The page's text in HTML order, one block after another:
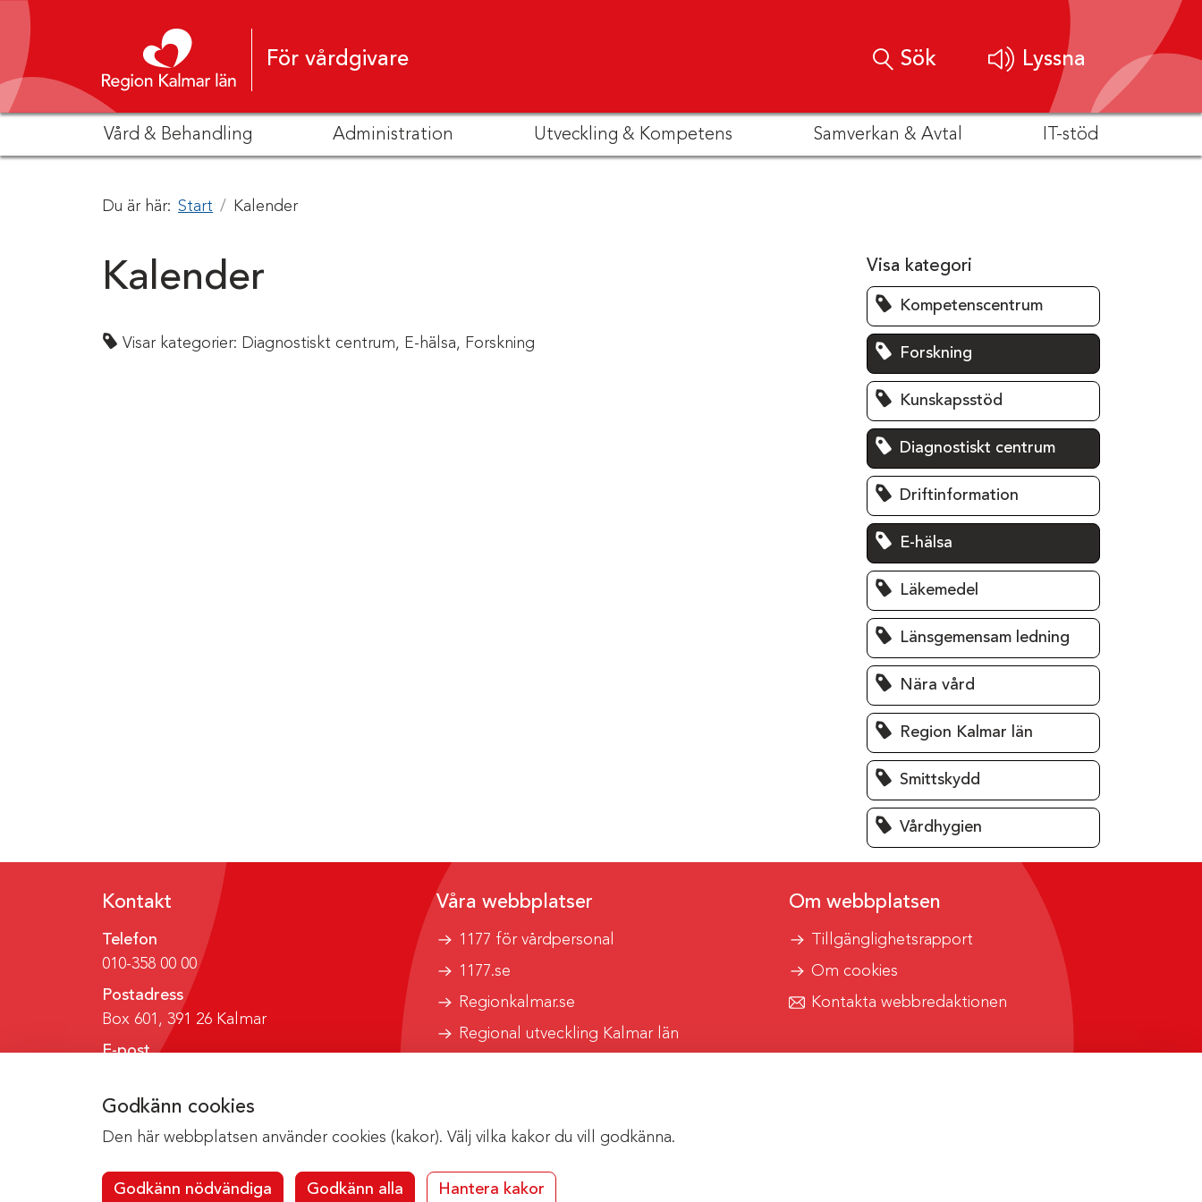
Godkänn cookies
Den här webbplatsen använder cookies (kakor). Välj vilka kakor du vill godkänna.
Godkänn nödvändiga Godkänn alla Hantera kakor
Hoppa till innehåll
För vårdgivare Sök Lyssna
Vård & Behandling Administration Utveckling & Kompetens Samverkan & Avtal IT-stöd
Du är här: Start Kalender
Kalender
Visar kategorier: Diagnostiskt centrum, E-hälsa, Forskning
Visa kategori
Kompetenscentrum
Forskning
Kunskapsstöd
Diagnostiskt centrum
Driftinformation
E-hälsa
Läkemedel
Länsgemensam ledning
Nära vård
Region Kalmar län
Smittskydd
Vårdhygien
Kontakt
Telefon
010-358 00 00
Postadress
Box 601, 391 26 Kalmar
E-post
Våra webbplatser
1177 för vårdpersonal
1177.se
Regionkalmar.se
Regional utveckling Kalmar län
Om webbplatsen
Tillgänglighetsrapport
Om cookies
Kontakta webbredaktionen